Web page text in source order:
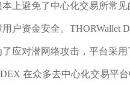
上避免了中心化交易所常
户资金安全。THORWallet
应对潜网络攻击，平台采
在众多去中心化交易平